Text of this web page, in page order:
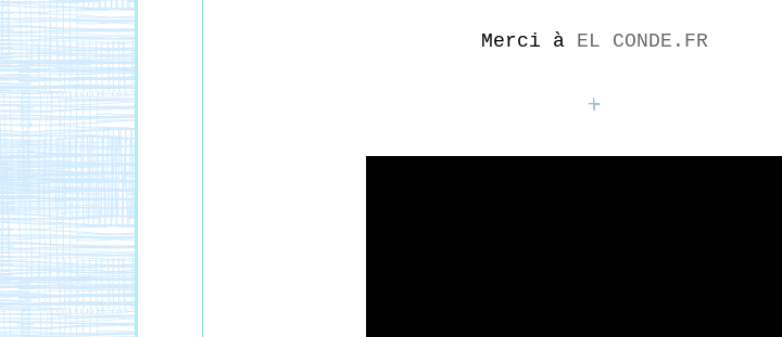
Merci à EL CONDE.FR
+